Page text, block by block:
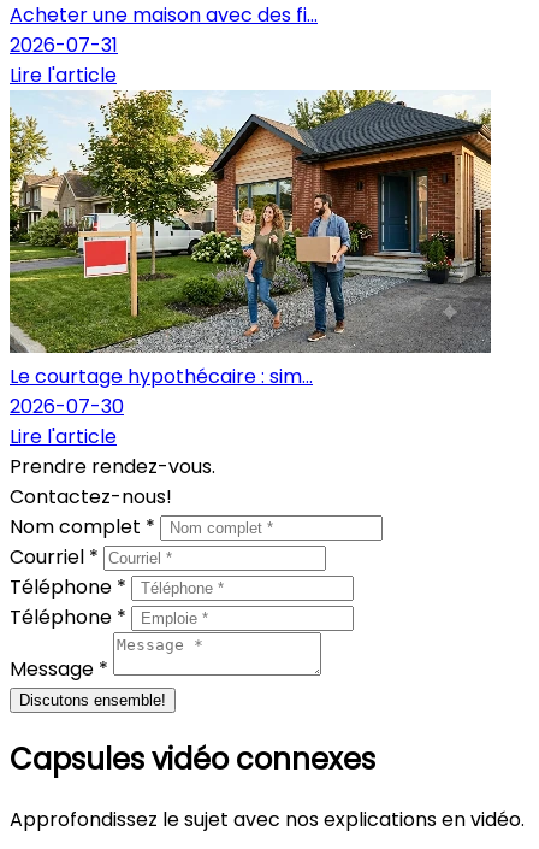
Acheter une maison avec des fi...
2026-07-31
Lire l'article
Le courtage hypothécaire : sim...
2026-07-30
Lire l'article
Prendre rendez-vous.
Contactez-nous!
Nom complet *
Courriel *
Téléphone *
Téléphone *
Message *
Discutons ensemble!
Capsules vidéo connexes
Approfondissez le sujet avec nos explications en vidéo.